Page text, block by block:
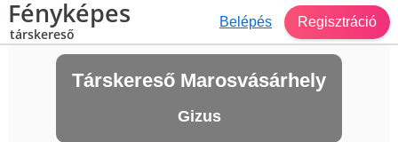
Fényképes
társkereső
Belépés Regisztráció
Társkereső Marosvásárhely
Gizus